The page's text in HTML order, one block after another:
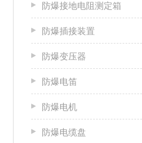
防爆接地电阻测定箱
防爆插接装置
防爆变压器
防爆电笛
防爆电机
防爆电缆盘